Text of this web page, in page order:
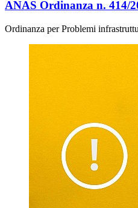
ANAS Ordinanza n. 414/
Ordinanza per Problemi